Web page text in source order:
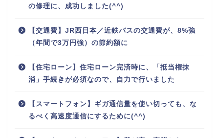
の修理に、成功しました(^^)
【交通費】JR西日本／近鉄バスの交通費が、8%強
（年間で3万円強）の節約額に
【住宅ローン】住宅ローン完済時に、「抵当権抹
消」手続きが必須なので、自力で行いました
【スマートフォン】ギガ通信量を使い切っても、な
るべく高速度通信にするために(^^)